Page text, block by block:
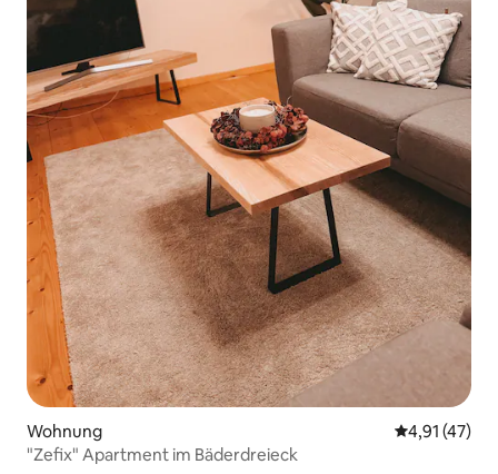
Wohnung
4,91 (47)
"Zefix" Apartment im Bäderdreieck